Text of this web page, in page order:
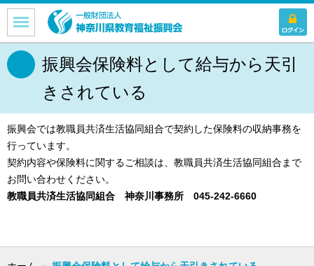
振興会保険料として給与から天引
きされている
振興会では教職員共済生活協同組合で契約した保険料の収納事務を
行っています。
契約内容や保険料に関するご相談は、教職員共済生活協同組合まで
お問い合わせください。
教職員共済生活協同組合 神奈川事務所 045-242-6660